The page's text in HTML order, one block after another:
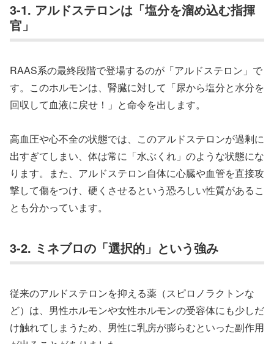
3-1. アルドステロンは「塩分を溜め込む指揮
官」
RAAS系の最終段階で登場するのが「アルドステロン」で
す。このホルモンは、腎臓に対して「尿から塩分と水分を
回収して血液に戻せ！」と命令を出します。
高血圧や心不全の状態では、このアルドステロンが過剰に
出すぎてしまい、体は常に「水ぶくれ」のような状態にな
ります。また、アルドステロン自体に心臓や血管を直接攻
撃して傷をつけ、硬くさせるという恐ろしい性質があるこ
とも分かっています。
3-2. ミネブロの「選択的」という強み
従来のアルドステロンを抑える薬（スピロノラクトンな
ど）は、男性ホルモンや女性ホルモンの受容体にも少しだ
け触れてしまうため、男性に乳房が膨らむといった副作用